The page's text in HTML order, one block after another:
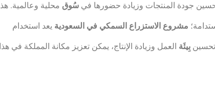
جودة المنتجات وزيادة حضورها فيسُوق محلية وعالمية. هذا
مشروع الاستزراع السمكي في السعودية يعد استخدام
تحسينبِيئَة العمل وزيادة الإنتاج، يمكن تعزيز مكانة المملكة في هذا